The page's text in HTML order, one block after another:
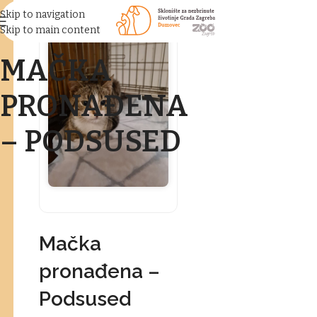
Skip to navigation
Skip to main content
MAČKA
PRONAĐENA
– PODSUSED
Mačka
pronađena –
Podsused